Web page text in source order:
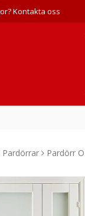
Kontakta oss
Pardörrar Pardörr